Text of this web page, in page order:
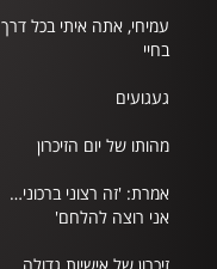
עמיחי, אתה איתי בכל דרך
בחיי
געגועים
מהותו של יום הזיכרון
אמרת: 'זה רצוני ברכוני…
אני רוצה להלחם'